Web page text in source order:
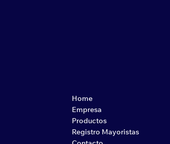
Home
Empresa
Productos
Registro Mayoristas